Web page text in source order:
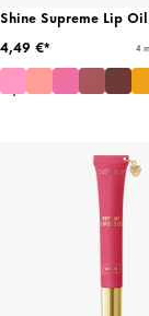
Shine Supreme Lip Oil
4,49 €*
4